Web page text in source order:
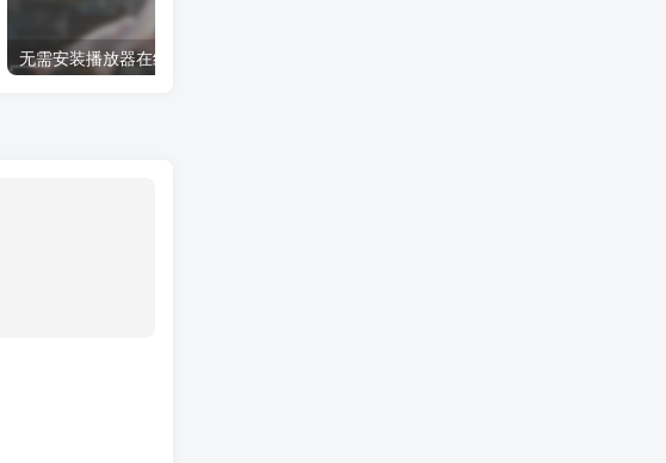
无需安装播放器在线播放